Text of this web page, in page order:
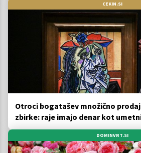
CEKIN.SI
Otroci bogatašev množično
zbirke: raje imajo denar kot
DOMINVRT.SI